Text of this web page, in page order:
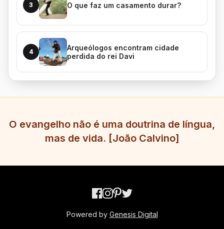
3 O que faz um casamento durar?
4
Arqueólogos encontram cidade
perdida do rei Davi
O evangelho não é uma doutrina de língua,
mas de vida. [João Calvino]
Powered by Genesis Digital